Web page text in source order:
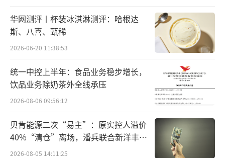
华网测评丨杯装冰淇淋测评：哈根达
斯、八喜、甄稀
2026-06-20 11:38:53
统一中控上半年：食品业务稳步增长，
饮品业务除奶茶外全线承压
2026-08-06 09:56:12
贝肯能源二次“易主”：原实控人溢价
40%“清仓”离场，潘兵联合新洋丰、
宏科百世拟入主
2026-08-05 14:11:25